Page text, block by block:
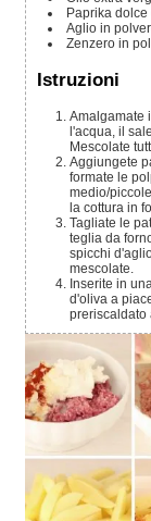
Paprika dolce
Aglio in
Zenzero in
Istruzioni
Amalgamate insieme il macinato, la ricotta senza lattosio,
l'acqua, il
Mescolate
Aggiungete pangrattato fino ad ottenere un composto lavorabile,
formate le
medio/
la cottura in
Tagliate le patate a spicchi, private della buccia e inseritele nella
teglia da
spicchi
mescolate.
Inserite in una teglia le patate e le polpette, l'olio extra vergine
d'oliva a
preriscaldato